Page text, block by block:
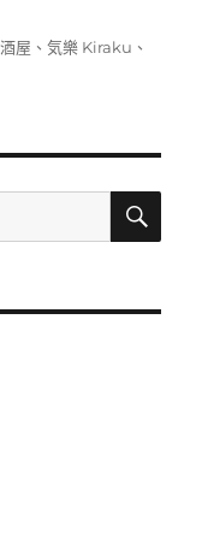
屋 、気樂 Kiraku 、
搜